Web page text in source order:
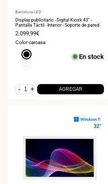
Proveedor:
Barcelona LED
Display publicitario - Digital Kiosk 43" -
Pantalla Táctil - Interior - Soporte de pared
Precio
venta
2.099,99€
Color carcasa
Negro
En stock
- + AGREGAR